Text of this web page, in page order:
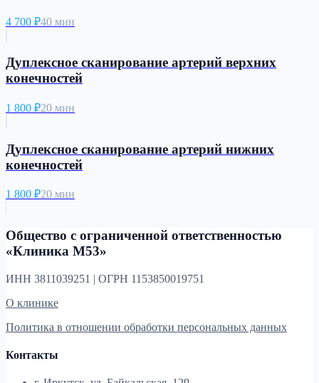
4 700 ₽40 мин
Дуплексное сканирование артерий верхних
конечностей
1 800 ₽20 мин
Дуплексное сканирование артерий нижних
конечностей
1 800 ₽20 мин
Общество с ограниченной ответственностью
«Клиника М53»
ИНН 3811039251 | ОГРН 1153850019751
О клинике
Политика в отношении обработки персональных данных
Контакты